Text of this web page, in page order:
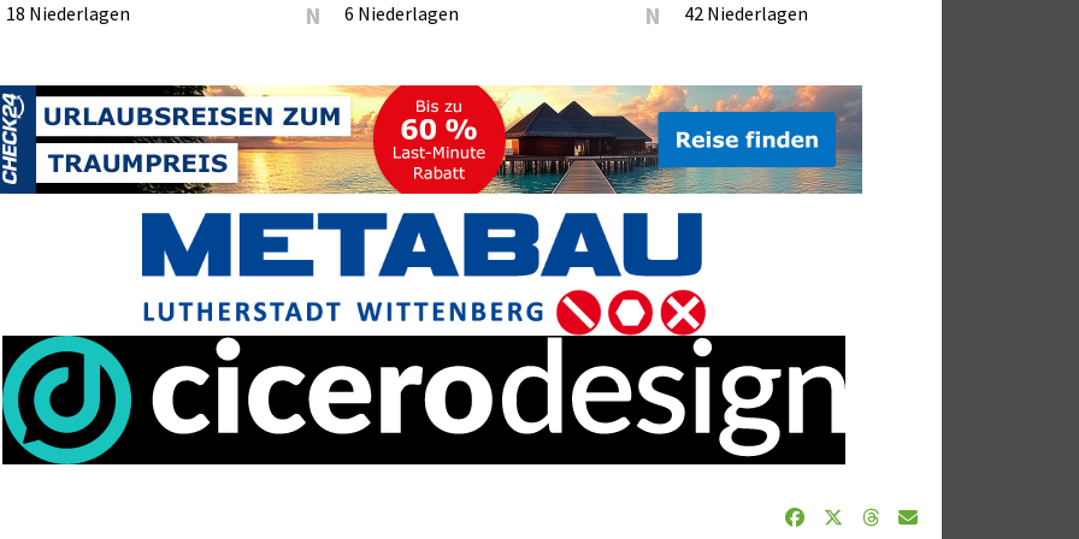
18 Niederlagen N 6 Niederlagen N 42 Niederlagen